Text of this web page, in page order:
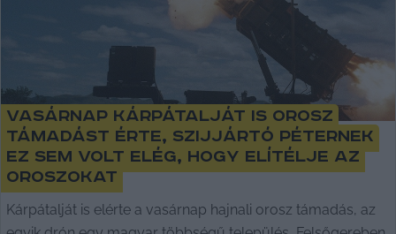
Vasárnap Kárpátalját is orosz
támadást érte, Szijjártó Péternek
ez sem volt elég, hogy elítélje az
oroszokat
Kárpátalját is elérte a vasárnap hajnali orosz támadás, az